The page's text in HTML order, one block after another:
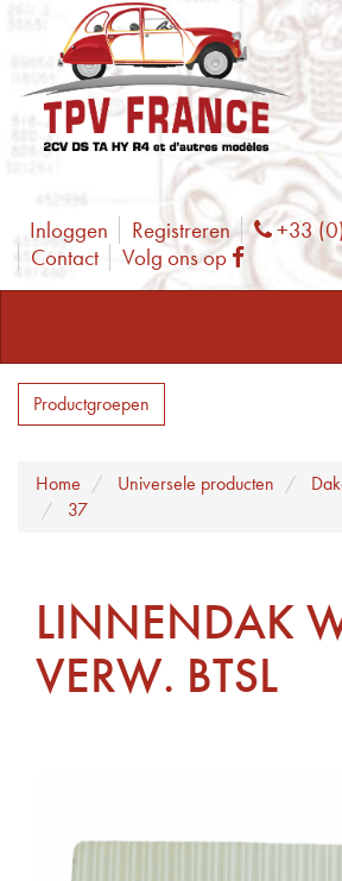
Inloggen Registreren Phone
+33
Contact
Volg ons op Facebook
Productgroepen
Home Universele producten
37
LINNENDAK
VERW. BTSL